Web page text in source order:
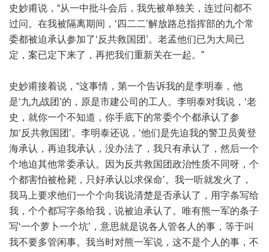
史妙甫说，“从一中批斗会后，我先被单独关，连过问都不
过问。在我被隔离期间，‘四二二’解放路总指挥部的九个常
委都被迫承认参加了‘反共救国团’。老孟他们已为大局已
定，案已定下来了，再把我们重新关在一起。”
史妙甫接着说，“这事情，第一个告诉我的是李明泰，他
是‘九九战团’的，原是市建公司的工人。李明泰对我说，‘老
史，就你一个不知道，你手底下的常委个个都承认了参
加‘反共救国团’。李明泰还说，‘他们是先迫我的警卫员黄登
海承认，再迫我承认，没办法了，我只有承认了，然后一个
个地迫其他常委承认。因为反共救国团政治性质不同呀，个
个都害怕被枪毙，只好承认以求保命’。我一听就发火了，
我马上要求他们一个个向我说清楚是否承认了，用字条写给
我，个个都写字条给我，说被迫承认了。唯有熊一军的条子
写‘一个萝卜一个坑’，意思就是说各人管各人的事，等于叫
我不要多管闲事。我当时对熊一军说，这不是个人的事，不